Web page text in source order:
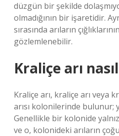
düzgün bir şekilde
olmadığının bir işaretidir.
sırasında arıların
gözlemlenebilir.
Kraliçe arı
Kraliçe arı, kraliçe arı veya
arısı kolonilerinde bulunur;
Genellikle bir kolonide
ve o, kolonideki arıların